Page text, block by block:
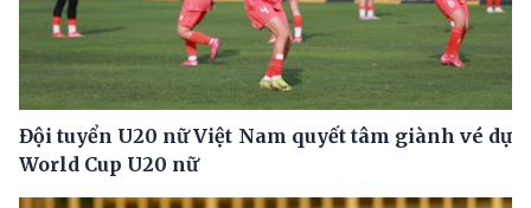
Đội tuyển U20 nữ Việt Nam quyết tâm giành vé dự
World Cup U20 nữ